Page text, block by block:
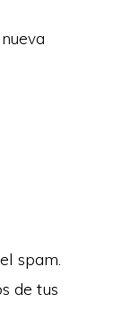
spam.
de tus